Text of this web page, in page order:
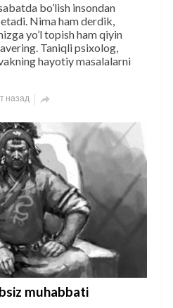
bo’lish insondan
Nima ham derdik,
yo’l topish ham qiyin
Taniqli psixolog,
hayotiy masalalarni
назад 
muhabbati